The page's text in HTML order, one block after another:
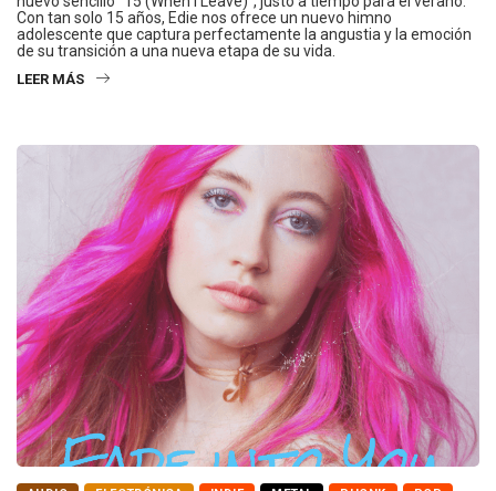
Con tan solo 15 años, Edie nos ofrece un nuevo himno
adolescente que captura perfectamente la angustia y la emoción
de su transición a una nueva etapa de su vida.
LEER MÁS